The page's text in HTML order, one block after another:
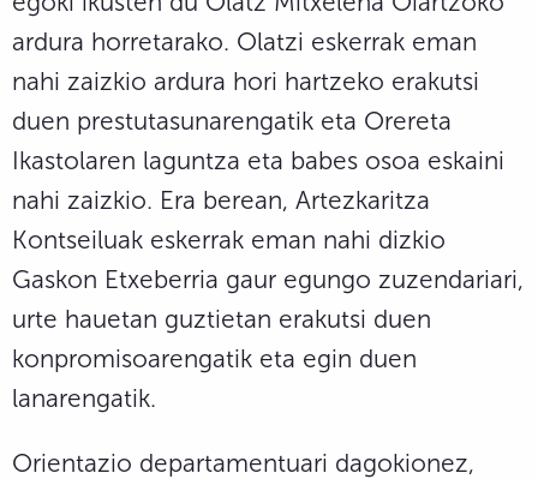
ardura horretarako. Olatzi eskerrak eman
nahi zaizkio ardura hori hartzeko erakutsi
duen prestutasunarengatik eta Orereta
Ikastolaren laguntza eta babes osoa eskaini
nahi zaizkio. Era berean, Artezkaritza
Kontseiluak eskerrak eman nahi dizkio
Gaskon Etxeberria gaur egungo zuzendariari,
urte hauetan guztietan erakutsi duen
konpromisoarengatik eta egin duen
lanarengatik.
Orientazio departamentuari dagokionez,